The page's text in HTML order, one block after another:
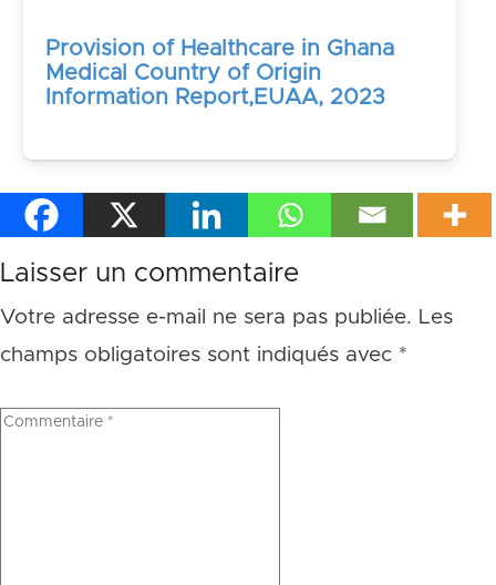
Provision of Healthcare in Ghana
Medical Country of Origin
Information Report,EUAA, 2023
Laisser un commentaire
Votre adresse e-mail ne sera pas publiée. Les
champs obligatoires sont indiqués avec *